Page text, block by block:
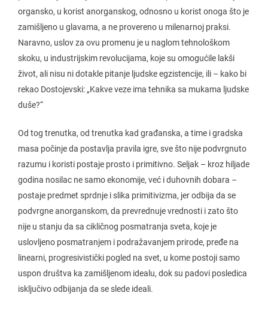
organsko, u korist anorganskog, odnosno u korist onoga što je
zamišljeno u glavama, a ne provereno u milenarnoj praksi.
Naravno, uslov za ovu promenu je u naglom tehnološkom
skoku, u industrijskim revolucijama, koje su omogućile lakši
život, ali nisu ni dotakle pitanje ljudske egzistencije, ili – kako bi
rekao Dostojevski: „Kakve veze ima tehnika sa mukama ljudske
duše?“
Od tog trenutka, od trenutka kad građanska, a time i gradska
masa počinje da postavlja pravila igre, sve što nije podvrgnuto
razumu i koristi postaje prosto i primitivno. Seljak – kroz hiljade
godina nosilac ne samo ekonomije, već i duhovnih dobara –
postaje predmet sprdnje i slika primitivizma, jer odbija da se
podvrgne anorganskom, da prevrednuje vrednosti i zato što
nije u stanju da sa cikličnog posmatranja sveta, koje je
uslovljeno posmatranjem i podražavanjem prirode, pređe na
linearni, progresivistički pogled na svet, u kome postoji samo
uspon društva ka zamišljenom idealu, dok su padovi posledica
isključivo odbijanja da se slede ideali.